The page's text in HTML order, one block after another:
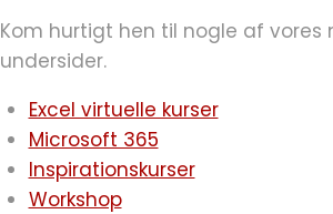
Kom hurtigt hen til nogle af vores
undersider.
Excel virtuelle kurser
Microsoft 365
Inspirationskurser
Workshop